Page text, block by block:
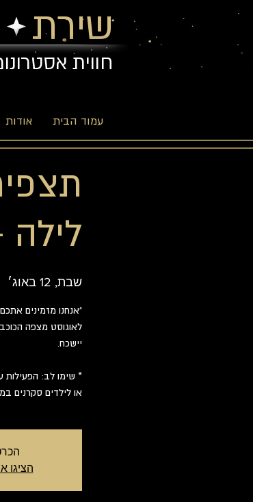
שירת
חווית
עמוד הבית אודות
לילה -
שבת, 12 באוג׳
לאוגוסט מצפה
או לילדים סקרנים
הציגו